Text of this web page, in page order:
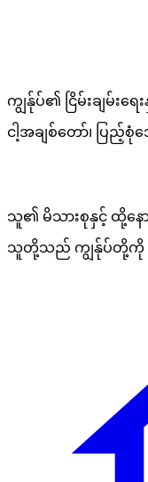
ကျွန်ုပ်၏ ငြိမ်းချမ်းရ
ငါ့အချစ်တော်၊ ပြည့်
သူ၏ မိသားစုနှင့် ထို့နေ
သူတို့သည် ကျွန်ုပ်တို့ကို